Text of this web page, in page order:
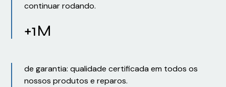
continuar rodando.
+1M
de garantia: qualidade certificada em todos os
nossos produtos e reparos.